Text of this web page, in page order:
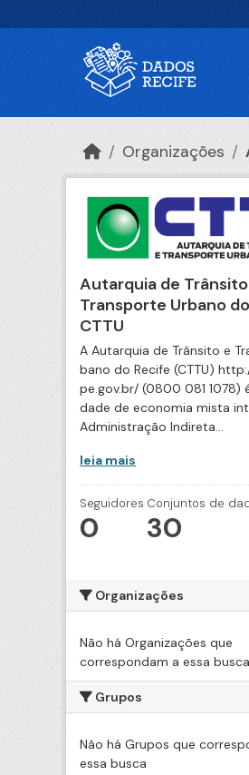
Organizações
Autarquia de
Transporte Urbano
CTTU
A Autarquia de Trânsito e
bano do Recife (CTTU)
pe.gov.br/ (0800 081 1078)
dade de economia mista
Administração Indireta...
leia mais
Seguidores
0
Conjuntos de
30
Organizações
Não há Organizações que
correspondam a essa busca
Grupos
Não há Grupos que
essa busca